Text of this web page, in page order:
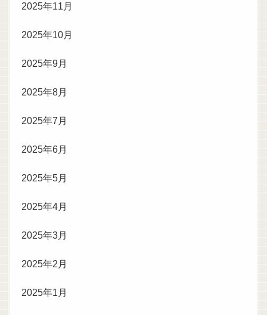
2025年11月
2025年10月
2025年9月
2025年8月
2025年7月
2025年6月
2025年5月
2025年4月
2025年3月
2025年2月
2025年1月